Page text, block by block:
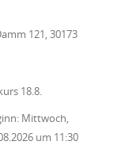
121, 30173
18.8.
Mittwoch,
um 11:30